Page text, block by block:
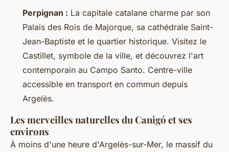
Perpignan : La capitale catalane charme par son
Palais des Rois de Majorque, sa cathédrale Saint-
Jean-Baptiste et le quartier historique. Visitez le
Castillet, symbole de la ville, et découvrez l'art
contemporain au Campo Santo. Centre-ville
accessible en transport en commun depuis
Argelès.
Les merveilles naturelles du Canigó et ses
environs
À moins d'une heure d'Argelès-sur-Mer, le massif du